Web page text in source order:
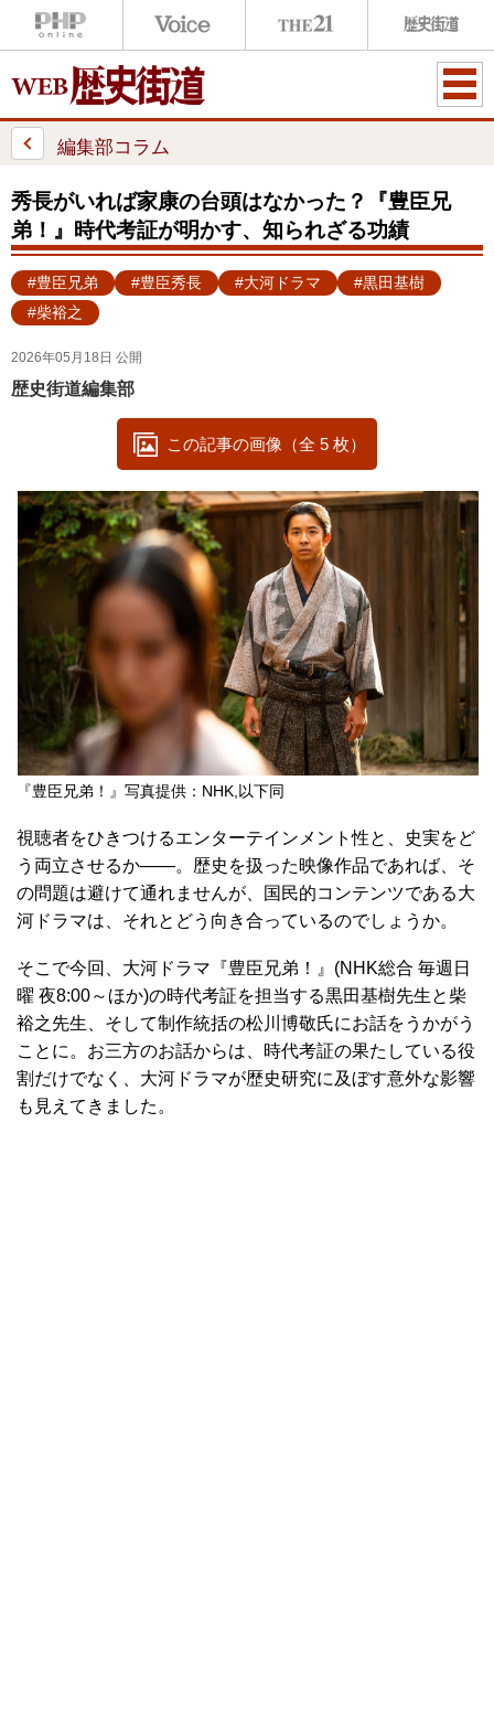
ME
編集部コラム
秀長がいれば家康の台頭はなかった？『豊臣兄
弟！』時代考証が明かす、知られざる功績
#豊臣兄弟 #豊臣秀長 #大河ドラマ
#黒田基樹
#柴裕之
2026年05月18日 公開
歴史街道編集部
この記事の画像（全 5 枚）
『豊臣兄弟！』写真提供：NHK,以下同
視聴者をひきつけるエンターテインメント性と、史実をど
う両立させるか――。歴史を扱った映像作品であれば、そ
の問題は避けて通れませんが、国民的コンテンツである大
河ドラマは、それとどう向き合っているのでしょうか。
そこで今回、大河ドラマ『豊臣兄弟！』(NHK総合 毎週日
曜 夜8:00～ほか)の時代考証を担当する黒田基樹先生と柴
裕之先生、そして制作統括の松川博敬氏にお話をうかがう
ことに。お三方のお話からは、時代考証の果たしている役
割だけでなく、大河ドラマが歴史研究に及ぼす意外な影響
も見えてきました。